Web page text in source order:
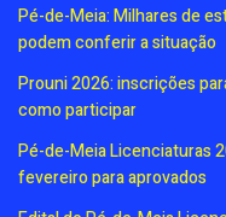
Pé-de-Meia: Milhares de
podem conferir a situação
Prouni 2026: inscrições
como participar
Pé-de-Meia Licenciaturas
fevereiro para aprovados